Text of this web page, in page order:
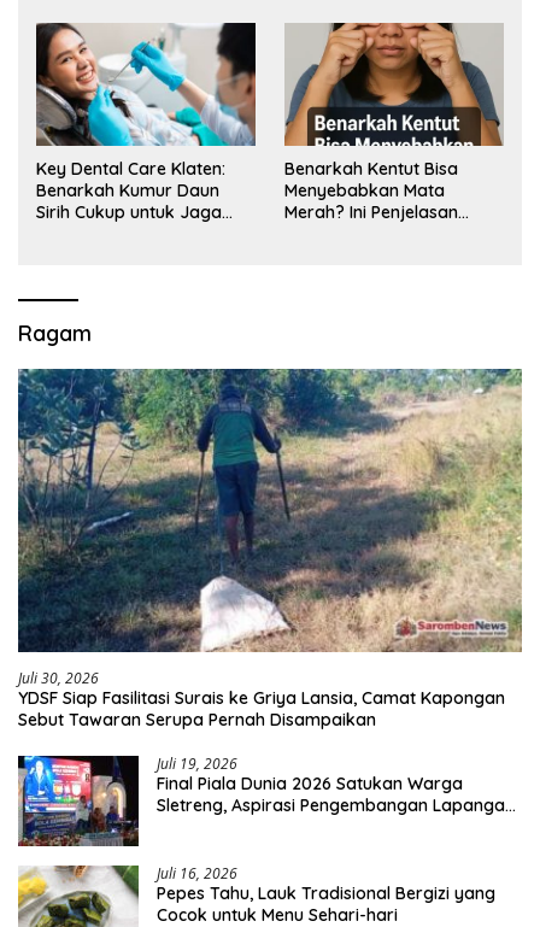
Key Dental Care Klaten:
Benarkah Kumur Daun
Sirih Cukup untuk Jaga
Benarkah Kentut Bisa
Menyebabkan Mata
Merah? Ini Penjelasan
Ragam
Juli 30, 2026
YDSF Siap Fasilitasi Surais ke Griya Lansia, Camat Kapongan
Sebut Tawaran Serupa Pernah Disampaikan
Juli 19, 2026
Final Piala Dunia 2026 Satukan Warga
Sletreng, Aspirasi Pengembangan Lapangan
Juli 16, 2026
Pepes Tahu, Lauk Tradisional Bergizi yang
Cocok untuk Menu Sehari-hari